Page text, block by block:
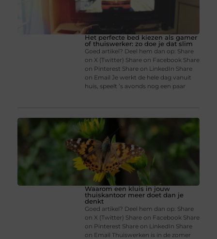
Het perfecte bed kiezen als gamer
of thuiswerker: zo doe je dat slim
Goed artikel? Deel hem dan op: Share
on X (Twitter) Share on Facebook Share
on Pinterest Share on LinkedIn Share
on Email Je werkt de hele dag vanuit
huis, speelt ’s avonds nog een paar
Waarom een kluis in jouw
thuiskantoor meer doet dan je
denkt
Goed artikel? Deel hem dan op: Share
on X (Twitter) Share on Facebook Share
on Pinterest Share on LinkedIn Share
on Email Thuiswerken is in de zomer